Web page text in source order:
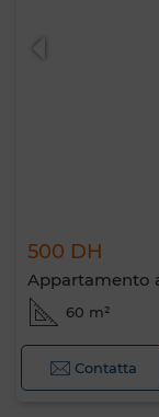
500 DH
Appartamento
60 m²
Contatta